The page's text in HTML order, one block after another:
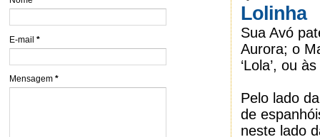
Lolinha
Sua Avó
Aurora; o
‘Lola’, ou
Pelo lado
de
neste lado
E-mail *
Mensagem *